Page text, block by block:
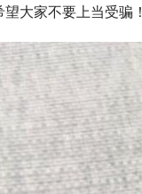
大家不要上当受骗！